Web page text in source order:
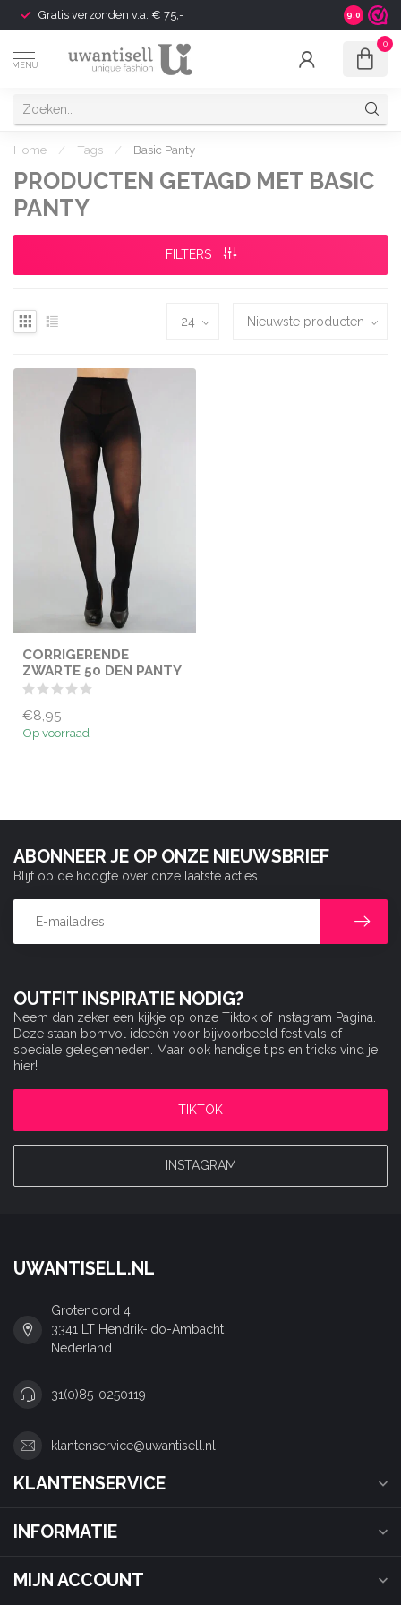
Gratis verzonden v.a. € 75,- Shipping
9.0
MENU
0
Home / Tags / Basic Panty
PRODUCTEN GETAGD MET BASIC
PANTY
FILTERS
CORRIGERENDE
ZWARTE 50 DEN PANTY
€8,95
Op voorraad
OUTFIT INSPIRATIE NODIG?
Neem dan zeker een kijkje op onze Tiktok of Instagram Pagina.
Deze staan bomvol ideeën voor bijvoorbeeld festivals of
speciale gelegenheden. Maar ook handige tips en tricks vind je
hier!
TIKTOK
INSTAGRAM
ABONNEER JE OP ONZE NIEUWSBRIEF
Blijf op de hoogte over onze laatste acties
UWANTISELL.NL
Grotenoord 4
3341 LT Hendrik-Ido-Ambacht
Nederland
31(0)85-0250119
klantenservice@uwantisell.nl
KLANTENSERVICE
INFORMATIE
MIJN ACCOUNT